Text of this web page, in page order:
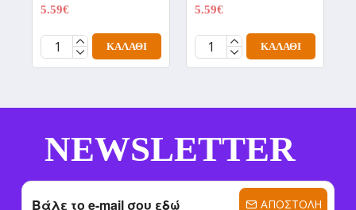
5.59€
ΚΑΛΆΘΙ
5.59€
ΚΑΛΆΘΙ
NEWSLETTER
ΑΠΟΣΤΟΛΉ